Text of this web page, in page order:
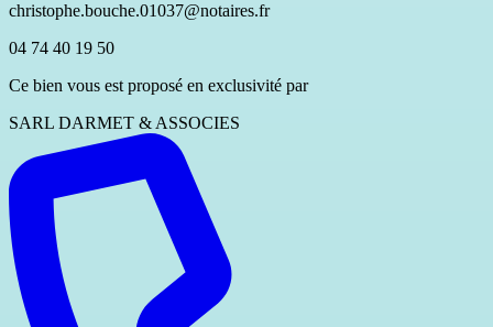
christophe.bouche.01037@notaires.fr
04 74 40 19 50
Ce bien vous est proposé en exclusivité par
SARL DARMET & ASSOCIES